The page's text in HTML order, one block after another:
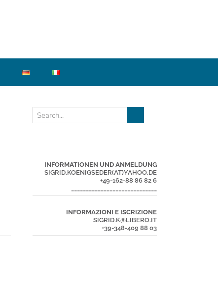
INFORMATIONEN UND ANMELDUNG
SIGRID.KOENIGSEDER(AT)YAHOO.DE
+49-162-88 86 82 6
INFORMAZIONI E ISCRIZIONE
SIGRID.K@LIBERO.IT
+39-348-409 88 03